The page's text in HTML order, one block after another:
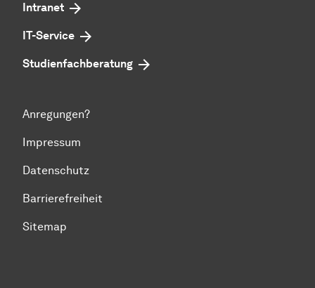
Intranet
IT-Service
Studienfachberatung
Anregungen?
Impressum
Datenschutz
Barrierefreiheit
Sitemap